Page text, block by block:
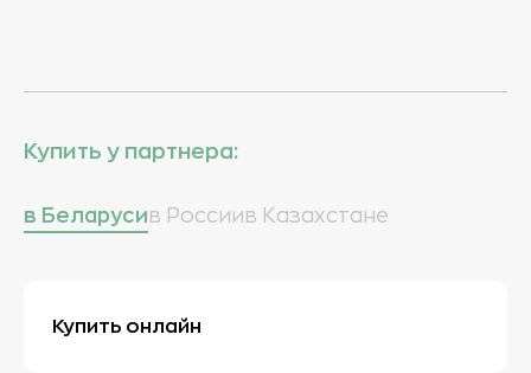
Купить у партнера:
в Беларусив Россиив Казахстане
Купить онлайн